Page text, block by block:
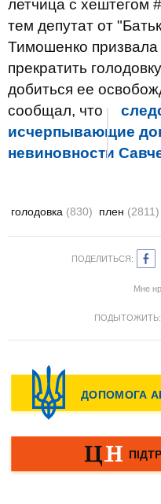
летчица с хештегом
тем депутат от
Тимошенко
прекратить
добиться ее
сообщал, что
исчерпывающие
невиновности
голодовка (830) плен (2811)
ПОДЕЛИТЬСЯ:
Мне
ПОДЫТОЖИТЬ: